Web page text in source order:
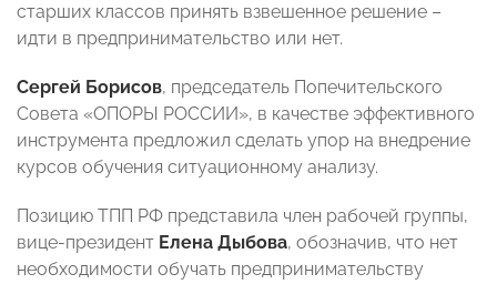
старших классов принять взвешенное решение –
идти в предпринимательство или нет.
Сергей Борисов, председатель Попечительского
Совета «ОПОРЫ РОССИИ», в качестве эффективного
инструмента предложил сделать упор на внедрение
курсов обучения ситуационному анализу.
Позицию ТПП РФ представила член рабочей группы,
вице-президент Елена Дыбова, обозначив, что нет
необходимости обучать предпринимательству